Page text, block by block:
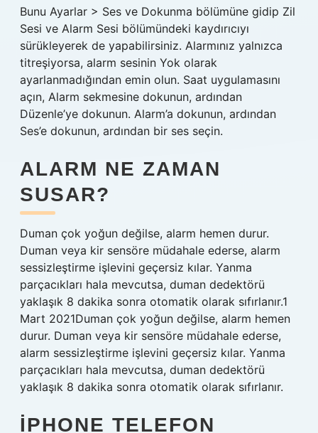
Bunu Ayarlar > Ses ve Dokunma bölümüne gidip Zil
Sesi ve Alarm Sesi bölümündeki kaydırıcıyı
sürükleyerek de yapabilirsiniz. Alarmınız yalnızca
titreşiyorsa, alarm sesinin Yok olarak
ayarlanmadığından emin olun. Saat uygulamasını
açın, Alarm sekmesine dokunun, ardından
Düzenle’ye dokunun. Alarm’a dokunun, ardından
Ses’e dokunun, ardından bir ses seçin.
ALARM NE ZAMAN
SUSAR?
Duman çok yoğun değilse, alarm hemen durur.
Duman veya kir sensöre müdahale ederse, alarm
sessizleştirme işlevini geçersiz kılar. Yanma
parçacıkları hala mevcutsa, duman dedektörü
yaklaşık 8 dakika sonra otomatik olarak sıfırlanır.1
Mart 2021Duman çok yoğun değilse, alarm hemen
durur. Duman veya kir sensöre müdahale ederse,
alarm sessizleştirme işlevini geçersiz kılar. Yanma
parçacıkları hala mevcutsa, duman dedektörü
yaklaşık 8 dakika sonra otomatik olarak sıfırlanır.
IPHONE TELEFON